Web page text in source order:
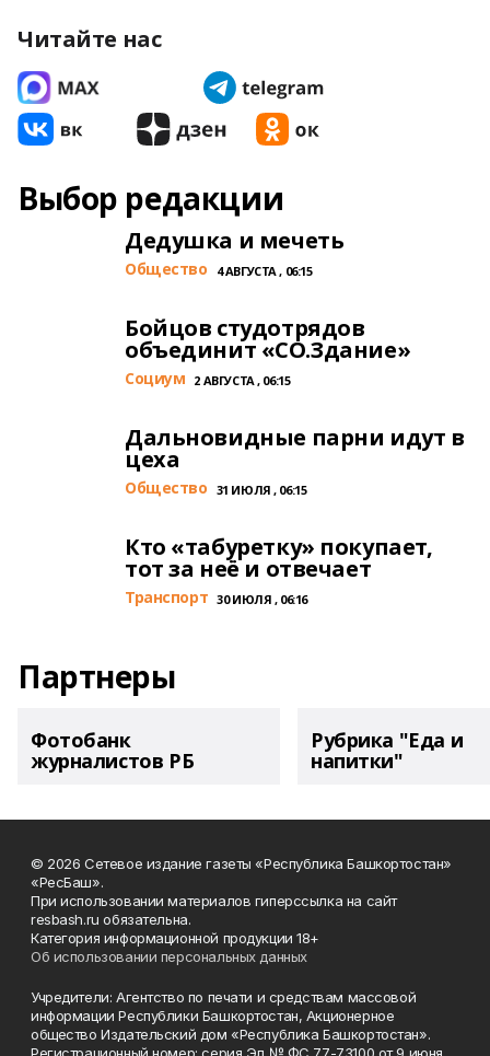
Читайте нас
Выбор редакции
Дедушка и мечеть
Общество 4 АВГУСТА , 06:15
Бойцов студотрядов
объединит «СО.Здание»
Cоциум 2 АВГУСТА , 06:15
Дальновидные парни идут в
цеха
Общество 31 ИЮЛЯ , 06:15
Кто «табуретку» покупает,
тот за неё и отвечает
Транспорт 30 ИЮЛЯ , 06:16
Партнеры
Фотобанк
журналистов РБ
Рубрика "Еда и
напитки"
© 2026 Сетевое издание газеты «Республика Башкортостан»
«РесБаш».
При использовании материалов гиперссылка на сайт
resbash.ru обязательна.
Категория информационной продукции 18+
Об использовании персональных данных
Учредители: Агентство по печати и средствам массовой
информации Республики Башкортостан, Акционерное
общество Издательский дом «Республика Башкортостан».